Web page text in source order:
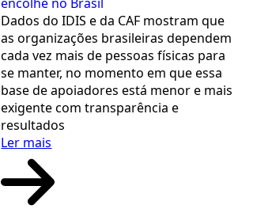
encolhe no Brasil
Dados do IDIS e da CAF mostram que
as organizações brasileiras dependem
cada vez mais de pessoas físicas para
se manter, no momento em que essa
base de apoiadores está menor e mais
exigente com transparência e
resultados
Ler mais